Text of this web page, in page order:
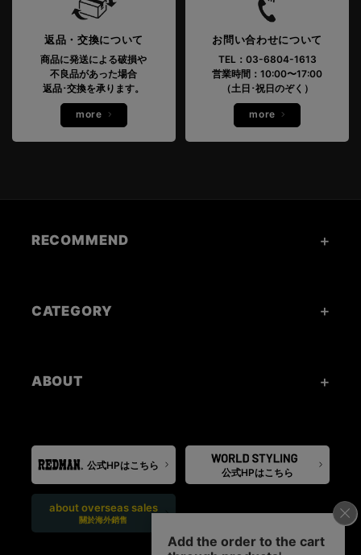
返品・交換について
商品に発送による破損や
不良品があった場合
返品･交換を承ります。
more
お問い合わせについて
TEL：03-6804-1613
営業時間：10:00〜17:00
（土日･祝日のぞく）
more
RECOMMEND
CATEGORY
ABOUT
公式HPはこちら
公式HPはこちら
about overseas sales
關於海外銷售